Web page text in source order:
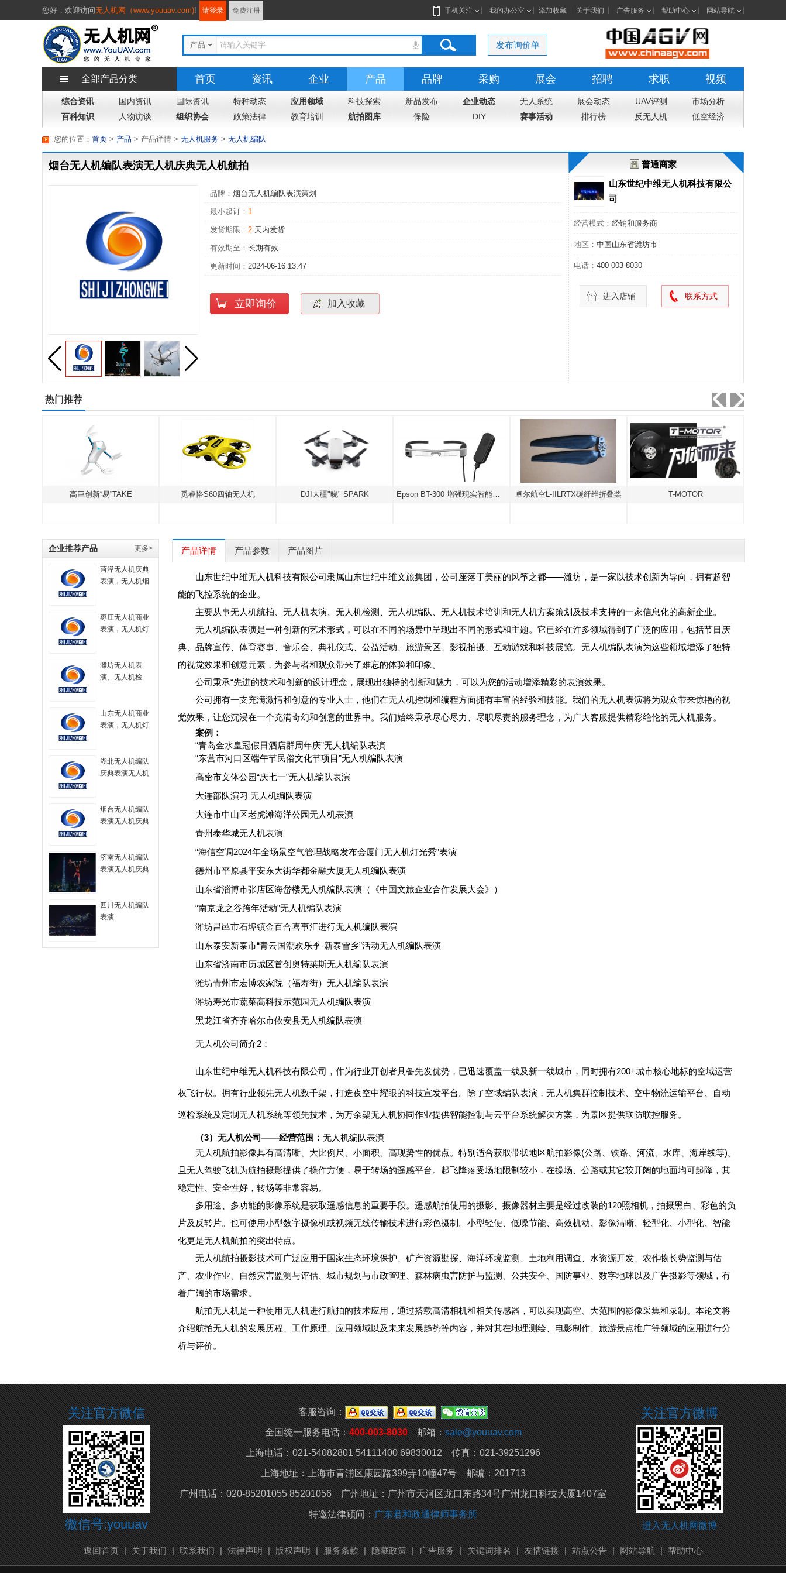
您好， 欢迎访问无人机网（www.youuav.com)! 请登录 免费注册 手机关注 我的办公室 添加收藏 关于我们 广告服务 帮助中心 网站导航
产品 发布询价单
全部产品分类 首页 资讯 企业 产品 品牌 采购 展会 招聘 求职
视频
专题
杂志 地图
综合资讯 国内资讯 国际资讯 特种动态 应用领域 科技探索 新品发布 企业动态 无人系统 展会动态 UAV评测
市场分析
百科知识
人物访谈 组织协会 政策法律 教育培训 航拍图库 保险 DIY 赛事活动 排行榜 反无人机 低空经济
您的位置： 首页 > 产品 > 无人机服务 > 无人机编队
> 产品详情
烟台无人机编队表演无人机庆典无人机航拍
品牌： 烟台无人机编队表演策划
最小起订： 1
发货期限： 2 天内发货
有效期至： 长期有效
更新时间： 2024-06-16 13:47
立即询价 加入收藏
普通商家
山东世纪中维无人机科技有限公
司
经营模式： 经销和服务商
地区： 中国山东省潍坊市
电话： 400-003-8030
进入店铺 联系方式
热门推荐
高巨创新“易”TAKE 觅睿恪S60四轴无人机 DJI大疆"晓" SPARK Epson BT-300 增强现实智能眼镜 卓尔航空L-IILRTX碳纤维折叠桨 T-MOTOR
企业推荐产品 更多>
菏泽无人机庆典
表演，无人机烟
拍无人机，无人
机技术，无人机
枣庄无人机商业
表演，无人机灯
飞行表演，
潍坊无人机表
演、无人机检
山东无人机商业
表演，无人机灯
飞行表演，
湖北无人机编队
庆典表演无人机
烟台无人机编队
表演无人机庆典
济南无人机编队
表演无人机庆典
四川无人机编队
表演
产品详情 产品参数 产品图片
山东世纪中维无人机科技有限公司隶属山东世纪中维文旅集团，公司座落于美丽的风筝之都——潍坊，是一家以技术创新为导向，拥有超智
能的飞控系统的企业。
主要从事无人机航拍、无人机表演、无人机检测、无人机编队、无人机技术培训和无人机方案策划及技术支持的一家信息化的高新企业。
无人机编队表演是一种创新的艺术形式，可以在不同的场景中呈现出不同的形式和主题。它已经在许多领域得到了广泛的应用，包括节日庆
典、品牌宣传、体育赛事、音乐会、典礼仪式、公益活动、旅游景区、影视拍摄、互动游戏和科技展览。无人机编队表演为这些领域增添了独特
的视觉效果和创意元素，为参与者和观众带来了难忘的体验和印象。
公司秉承“先进的技术和创新的设计理念，展现出独特的创新和魅力，可以为您的活动增添精彩的表演效果。
公司拥有一支充满激情和创意的专业人士，他们在无人机控制和编程方面拥有丰富的经验和技能。我们的无人机表演将为观众带来惊艳的视
觉效果，让您沉浸在一个充满奇幻和创意的世界中。我们始终秉承尽心尽力、尽职尽责的服务理念，为广大客服提供精彩绝伦的无人机服务。
案例：
“青岛金水皇冠假日酒店群周年庆”无人机编队表演
“东营市河口区端午节民俗文化节项目”无人机编队表演
高密市文体公园“庆七一”无人机编队表演
大连部队演习 无人机编队表演
大连市中山区老虎滩海洋公园无人机表演
青州泰华城无人机表演
“海信空调2024年全场景空气管理战略发布会厦门无人机灯光秀”表演
德州市平原县平安东大街华都金融大厦无人机编队表演
山东省淄博市张店区海岱楼无人机编队表演（ 《中国文旅企业合作发展大会》 ）
“南京龙之谷跨年活动”无人机编队表演
潍坊昌邑市石埠镇金百合喜事汇进行无人机编队表演
山东泰安新泰市“青云国潮欢乐季-新泰雪乡”活动无人机编队表演
山东省济南市历城区首创奥特莱斯无人机编队表演
潍坊青州市宏博农家院（福寿街）无人机编队表演
潍坊寿光市蔬菜高科技示范园无人机编队表演
黑龙江省齐齐哈尔市依安县无人机编队表演
无人机公司简介2：
山东世纪中维无人机科技有限公司，作为行业开创者具备先发优势，已迅速覆盖一线及新一线城市，同时拥有200+城市核心地标的空域运营
权飞行权。拥有行业领先无人机数千架，打造夜空中耀眼的科技宣发平台。除了空域编队表演，无人机集群控制技术、空中物流运输平台、自动
巡检系统及定制无人机系统等领先技术，为万余架无人机协同作业提供智能控制与云平台系统解决方案，为景区提供联防联控服务。
（3）无人机公司——经营范围： 无人机编队表演
无人机航拍影像具有高清晰、大比例尺、小面积、高现势性的优点。特别适合获取带状地区航拍影像(公路、铁路、河流、水库、海岸线等)。
且无人驾驶飞机为航拍摄影提供了操作方便，易于转场的遥感平台。起飞降落受场地限制较小，在操场、公路或其它较开阔的地面均可起降，其
稳定性、安全性好，转场等非常容易。
多用途、多功能的影像系统是获取遥感信息的重要手段。遥感航拍使用的摄影、摄像器材主要是经过改装的120照相机，拍摄黑白、彩色的负
片及反转片。也可使用小型数字摄像机或视频无线传输技术进行彩色摄制。小型轻便、低噪节能、高效机动、影像清晰、轻型化、小型化、智能
化更是无人机航拍的突出特点。
无人机航拍摄影技术可广泛应用于国家生态环境保护、矿产资源勘探、海洋环境监测、土地利用调查、水资源开发、农作物长势监测与估
产、农业作业、自然灾害监测与评估、城市规划与市政管理、森林病虫害防护与监测、公共安全、国防事业、数字地球以及广告摄影等领域，有
着广阔的市场需求。
航拍无人机是一种使用无人机进行航拍的技术应用，通过搭载高清相机和相关传感器，可以实现高空、大范围的影像采集和录制。本论文将
介绍航拍无人机的发展历程、工作原理、应用领域以及未来发展趋势等内容，并对其在地理测绘、电影制作、旅游景点推广等领域的应用进行分
析与评价。
客服咨询：
全国统一服务电话：400-003-8030邮箱：sale@youuav.com
上海电话：021-54082801 54111400 69830012 传真：021-39251296
上海地址：上海市青浦区康园路399弄10幢47号 邮编：201713
广州电话：020-85201055 85201056 广州地址：广州市天河区龙口东路34号广州龙口科技大厦1407室
特邀法律顾问：广东君和政通律师事务所
关注官方微信
微信号:youuav
关注官方微博
进入无人机网微博
返回首页 | 关于我们 | 联系我们 | 法律声明 | 版权声明 | 服务条款 | 隐藏政策 | 广告服务 | 关键词排名 | 友情链接 | 站点公告 | 网站导航 | 帮助中心